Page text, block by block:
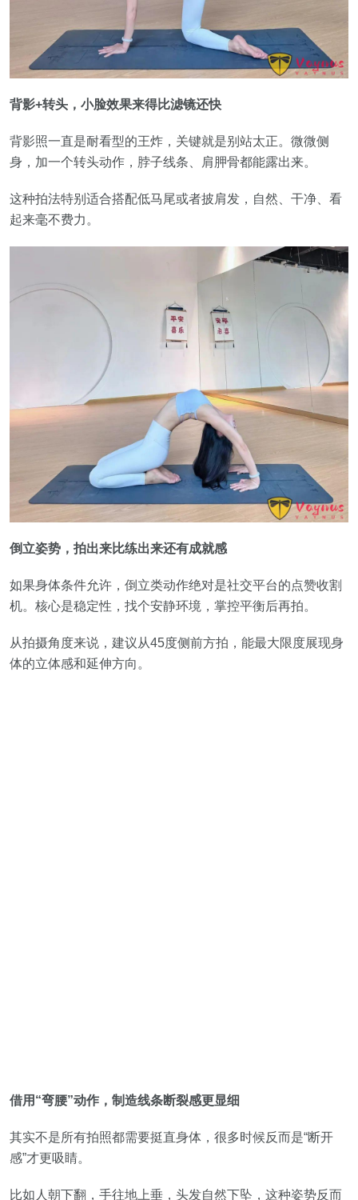
背影+转头，小脸效果来得比滤镜还快
背影照一直是耐看型的王炸，关键就是别站太正。微微侧
身，加一个转头动作，脖子线条、肩胛骨都能露出来。
这种拍法特别适合搭配低马尾或者披肩发，自然、干净、看
起来毫不费力。
倒立姿势，拍出来比练出来还有成就感
如果身体条件允许，倒立类动作绝对是社交平台的点赞收割
机。核心是稳定性，找个安静环境，掌控平衡后再拍。
从拍摄角度来说，建议从45度侧前方拍，能最大限度展现身
体的立体感和延伸方向。
借用“弯腰”动作，制造线条断裂感更显细
其实不是所有拍照都需要挺直身体，很多时候反而是“断开
感”才更吸睛。
比如人朝下翻，手往地上垂，头发自然下坠，这种姿势反而